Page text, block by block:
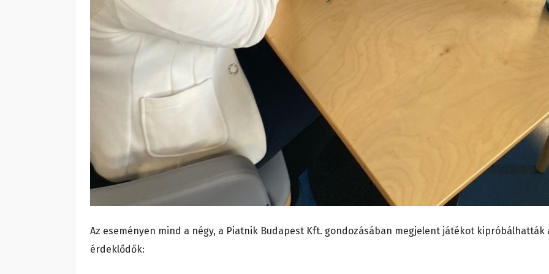
Az eseményen mind a négy, a Piatnik Budapest Kft. gondozásában megjelent játékot kipróbálhatták
érdeklődők: